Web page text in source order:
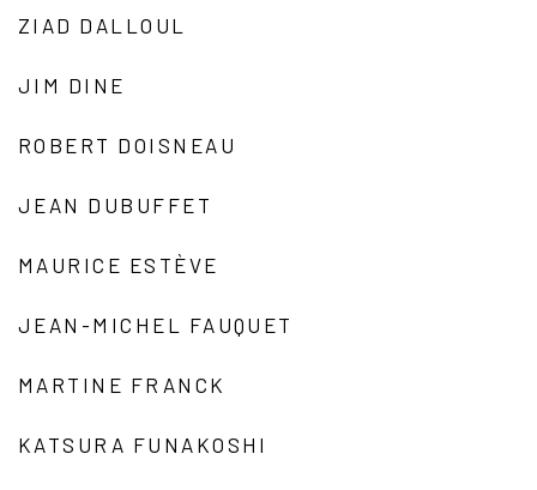
ZIAD DALLOUL
JIM DINE
ROBERT DOISNEAU
JEAN DUBUFFET
MAURICE ESTÈVE
JEAN-MICHEL FAUQUET
MARTINE FRANCK
KATSURA FUNAKOSHI